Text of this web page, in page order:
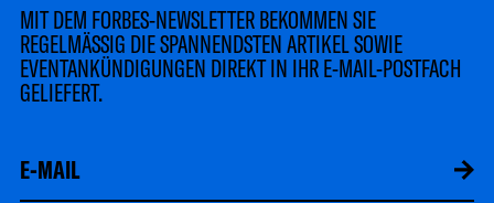
MIT DEM FORBES-NEWSLETTER BEKOMMEN SIE
REGELMÄSSIG DIE SPANNENDSTEN ARTIKEL SOWIE
EVENTANKÜNDIGUNGEN DIREKT IN IHR E-MAIL-POSTFACH
GELIEFERT.